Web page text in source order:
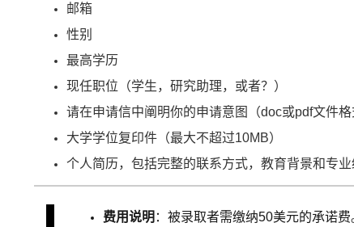
邮箱
性别
最高学历
现任职位（学生，研究助理，或者？）
请在申请信中阐明你的申请意图（doc或pdf文件格
大学学位复印件（最大不超过10MB）
个人简历，包括完整的联系方式，教育背景和专业
费用说明 ：被录取者需缴纳50美元的承诺费